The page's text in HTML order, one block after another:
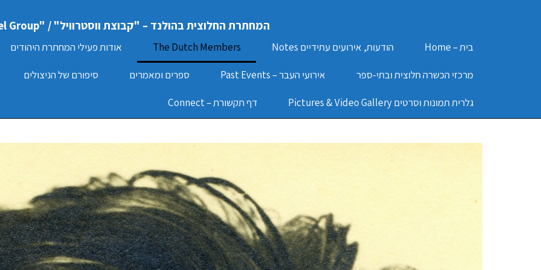
המחתרת החלוצית בהולנד – "קבוצת ווסטרוויל" / "Hechaluz Dutch Underground – "Westerweel Group
בית – Home הודעות, אירועים עתידיים Notes The Dutch Members אודות פעילי המחתרת היהודים
מרכזי הכשרה חלוצית ובתי-ספר אירועי העבר – Past Events ספרים ומאמרים סיפורם של הניצולים
גלרית תמונות וסרטים Pictures & Video Gallery דף תקשורת – Connect